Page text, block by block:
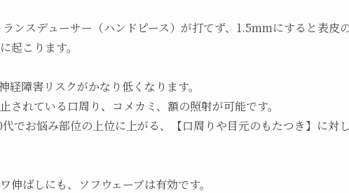
ンスデューサー（ハンドピース）が打てず、1.5mmにすると表皮
起こります。
経障害リスクがかなり低くなります。
されている口周り、コメカミ、額の照射が可能です。
でお悩み部位の上位に上がる、【口周りや目元のもたつき】に対
伸ばしにも、ソフウェーブは有効です。